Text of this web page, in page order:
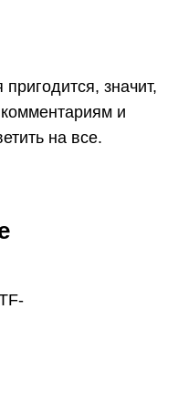
пригодится, значит,
и
на все.